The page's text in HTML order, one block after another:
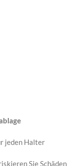
jeden Halter
Sie Schäden